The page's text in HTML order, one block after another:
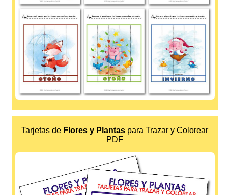
Tarjetas de Flores y Plantas para Trazar y Colorear
PDF